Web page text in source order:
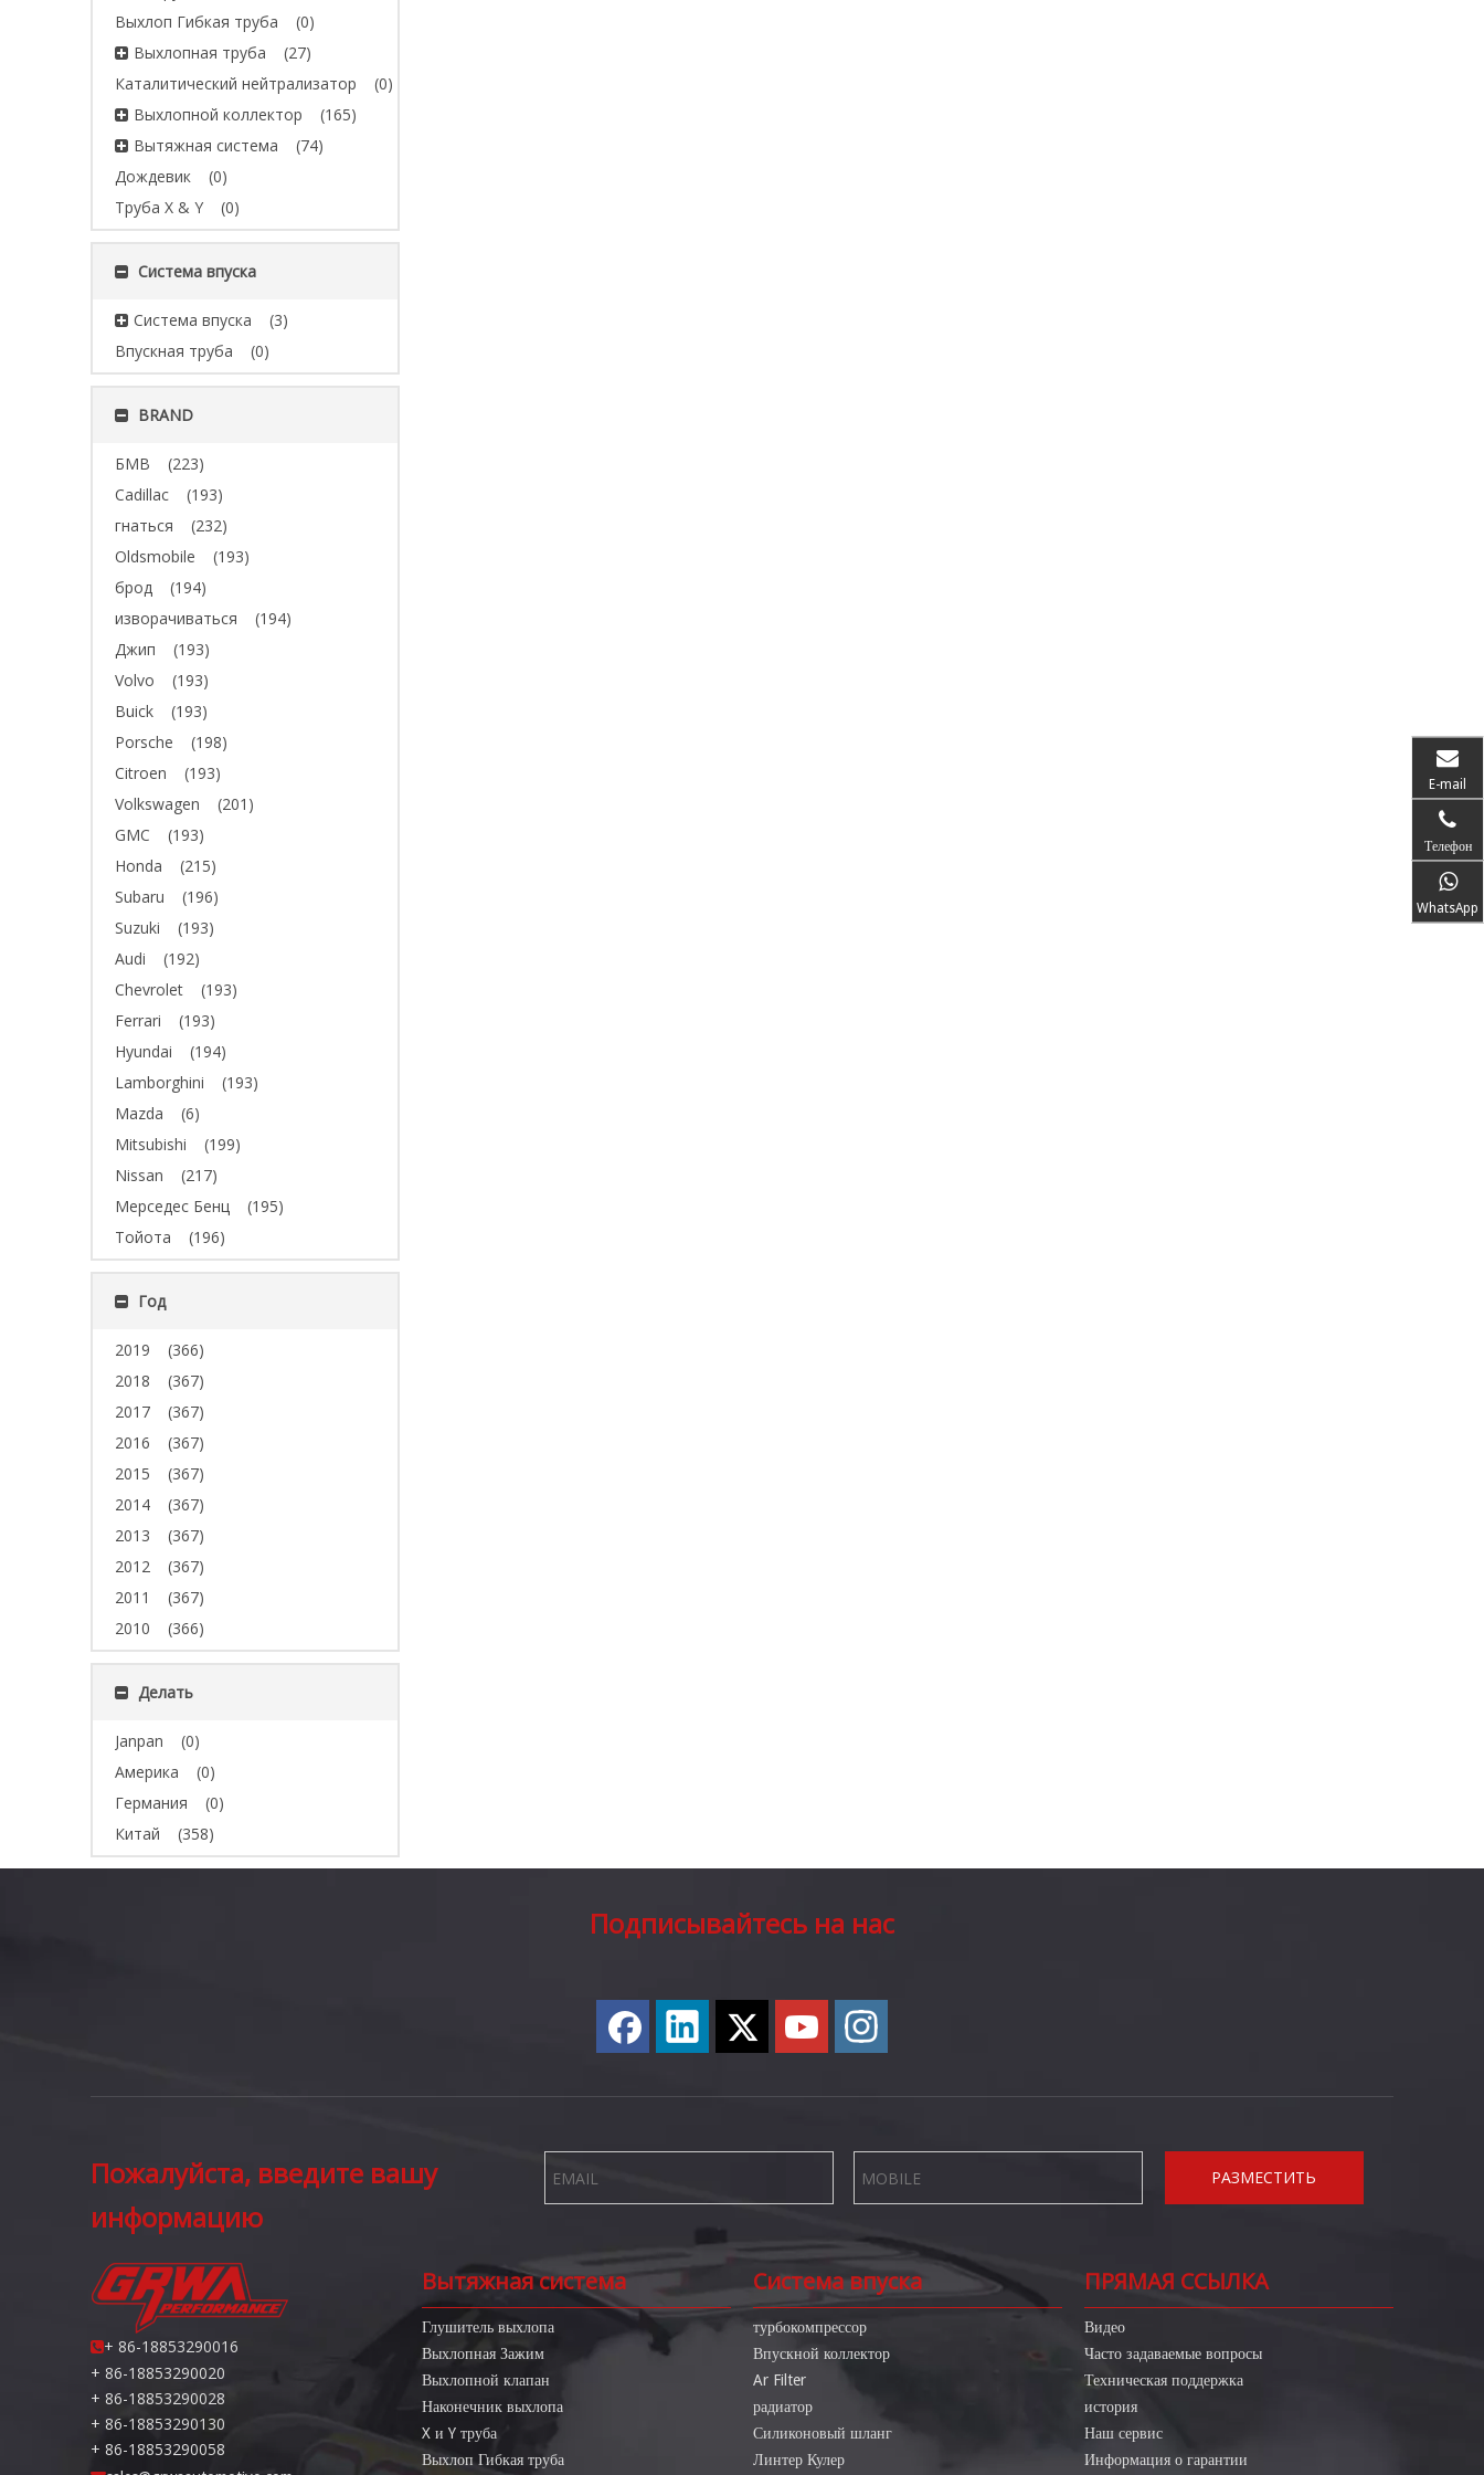
Выхлоп Гибкая труба
(0)
Выхлопная труба
(27)
Каталитический нейтрализатор
(0)
Выхлопной коллектор
(165)
Вытяжная система
(74)
Дождевик
(0)
Труба X & Y
(0)
Система впуска
Система впуска
(3)
Впускная труба
(0)
BRAND
БМВ
(223)
Cadillac
(193)
гнаться
(232)
Oldsmobile
(193)
брод
(194)
изворачиваться
(194)
Джип
(193)
Volvo
(193)
Buick
(193)
Porsche
(198)
Citroen
(193)
Volkswagen
(201)
GMC
(193)
Honda
(215)
Subaru
(196)
Suzuki
(193)
Audi
(192)
Chevrolet
(193)
Ferrari
(193)
Hyundai
(194)
Lamborghini
(193)
Mazda
(6)
Mitsubishi
(199)
Nissan
(217)
Мерседес Бенц
(195)
Тойота
(196)
Год
2019
(366)
2018
(367)
2017
(367)
2016
(367)
2015
(367)
2014
(367)
2013
(367)
2012
(367)
2011
(367)
2010
(366)
Делать
Janpan
(0)
Америка
(0)
Германия
(0)
Китай
(358)
Подписывайтесь на нас
Пожалуйста, введите вашу
информацию
РАЗМЕСТИТЬ
+ 86-18853290016
+ 86-18853290020
+ 86-18853290028
+ 86-18853290130
+ 86-18853290058
Вытяжная система
Глушитель выхлопа
Выхлопная Зажим
Выхлопной клапан
Наконечник выхлопа
X и Y труба
Выхлоп Гибкая труба
Система впуска
турбокомпрессор
Впускной коллектор
Ar Filter
радиатор
Силиконовый шланг
Линтер Кулер
ПРЯМАЯ ССЫЛКА
Видео
Часто задаваемые вопросы
Техническая поддержка
история
Наш сервис
Информация о гарантии
E-mail
Телефон
WhatsApp